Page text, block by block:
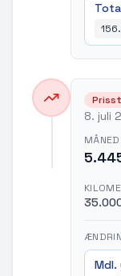
8. juli
Mdl.